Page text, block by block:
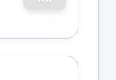
0